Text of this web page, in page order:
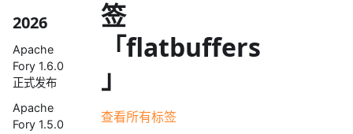
2026
Apache
Fory 1.6.0
正式发布
Apache
Fory 1.5.0
签
「flatbuffers
」
查看所有标签